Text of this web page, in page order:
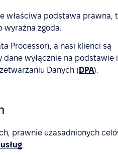
właściwa podstawa prawna,
wyraźna zgoda.
Processor), a nasi klienci są
wyłącznie na podstawie
Danych ( DPA).
prawnie uzasadnionych
.